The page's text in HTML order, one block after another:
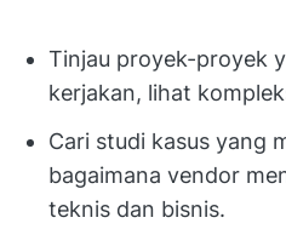
Tinjau proyek-proyek
kerjakan, lihat
Cari studi kasus yang
bagaimana vendor
teknis dan bisnis.